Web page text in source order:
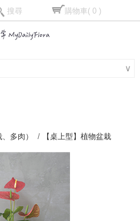
搜尋 購物車( 0 )
∨
多肉） / 【桌上型】植物盆栽